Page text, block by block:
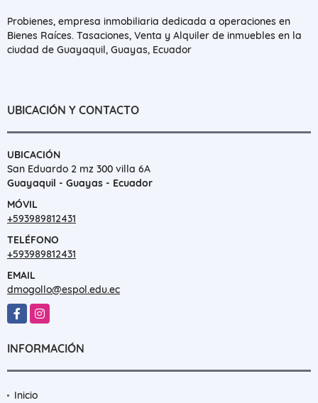
Probienes, empresa inmobiliaria dedicada a operaciones en
Bienes Raíces. Tasaciones, Venta y Alquiler de inmuebles en la
ciudad de Guayaquil, Guayas, Ecuador
UBICACIÓN Y CONTACTO
UBICACIÓN
San Eduardo 2 mz 300 villa 6A
Guayaquil - Guayas - Ecuador
MÓVIL
+593989812431
TELÉFONO
+593989812431
EMAIL
dmogollo@espol.edu.ec
FacebookInstagram
INFORMACIÓN
Inicio